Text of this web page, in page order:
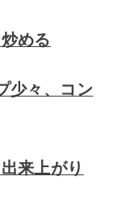
める
少々、コン
来上がり